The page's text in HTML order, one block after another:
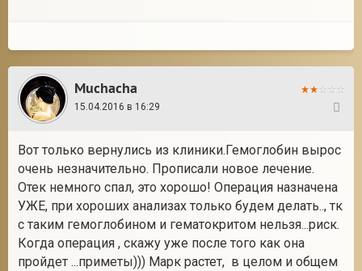
Muchacha
15.04.2016 в 16:29
Вот только вернулись из клиники.Гемоглобин вырос
очень незначительно. Прописали новое лечение.
Отек немного спал, это хорошо! Операция назначена
УЖЕ, при хороших анализах только будем делать.., тк
с таким гемоглобином и гематокритом нельзя...риск.
Когда операция , скажу уже после того как она
пройдет ...приметы))) Марк растет, в целом и общем